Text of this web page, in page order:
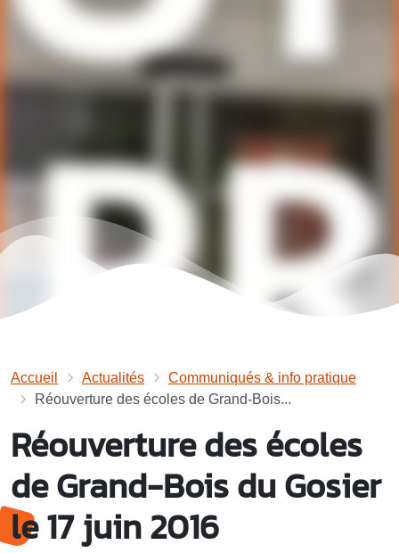
Accueil Actualités
Communiqués & info pratique
Réouverture des écoles de Grand-Bois...
Réouverture des écoles
de Grand-Bois du Gosier
le 17 juin 2016